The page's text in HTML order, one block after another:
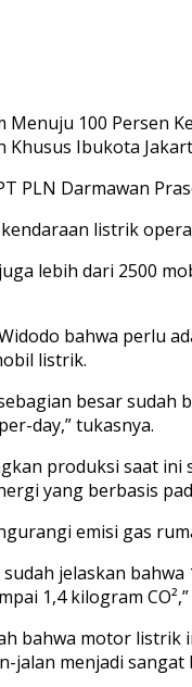
100 Persen
Khusus Ibukota
PLN Darmawan
listrik
lebih dari 2500
bahwa perlu
listrik.
besar
day,” tukasnya.
produksi saat
yang berbasis
emisi gas
jelaskan
1,4 kilogram
bahwa motor
menjadi sangat